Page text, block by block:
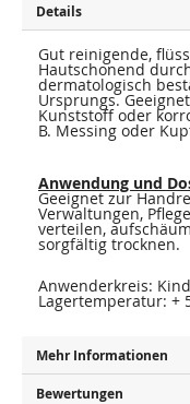
g
Details
Gut reinigende,
Hautschonend
dermatologisch
Ursprungs.
Kunststoff oder
B. Messing oder
Anwendung und
Geeignet zur
Verwaltungen,
verteilen,
sorgfältig trocknen.
Anwenderkreis:
Lagertemperatur: +
Mehr Informationen
Bewertungen